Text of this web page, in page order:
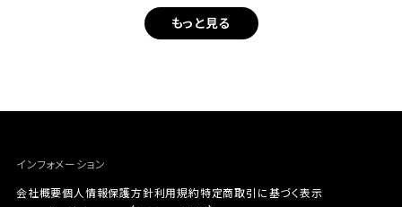
もっと見る
インフォメーション
会社概要個人情報保護方針利用規約特定商取引に基づく表示